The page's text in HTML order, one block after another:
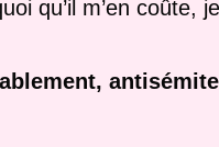
qu’il m’en coûte,